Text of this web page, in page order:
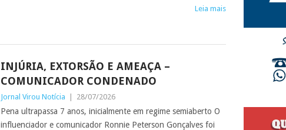
Leia mais
INJÚRIA, EXTORSÃO E AMEAÇA –
COMUNICADOR CONDENADO
Jornal Virou Notícia 28/07/2026
Pena ultrapassa 7 anos, inicialmente em regime semiaberto O
influenciador e comunicador Ronnie Peterson Gonçalves foi